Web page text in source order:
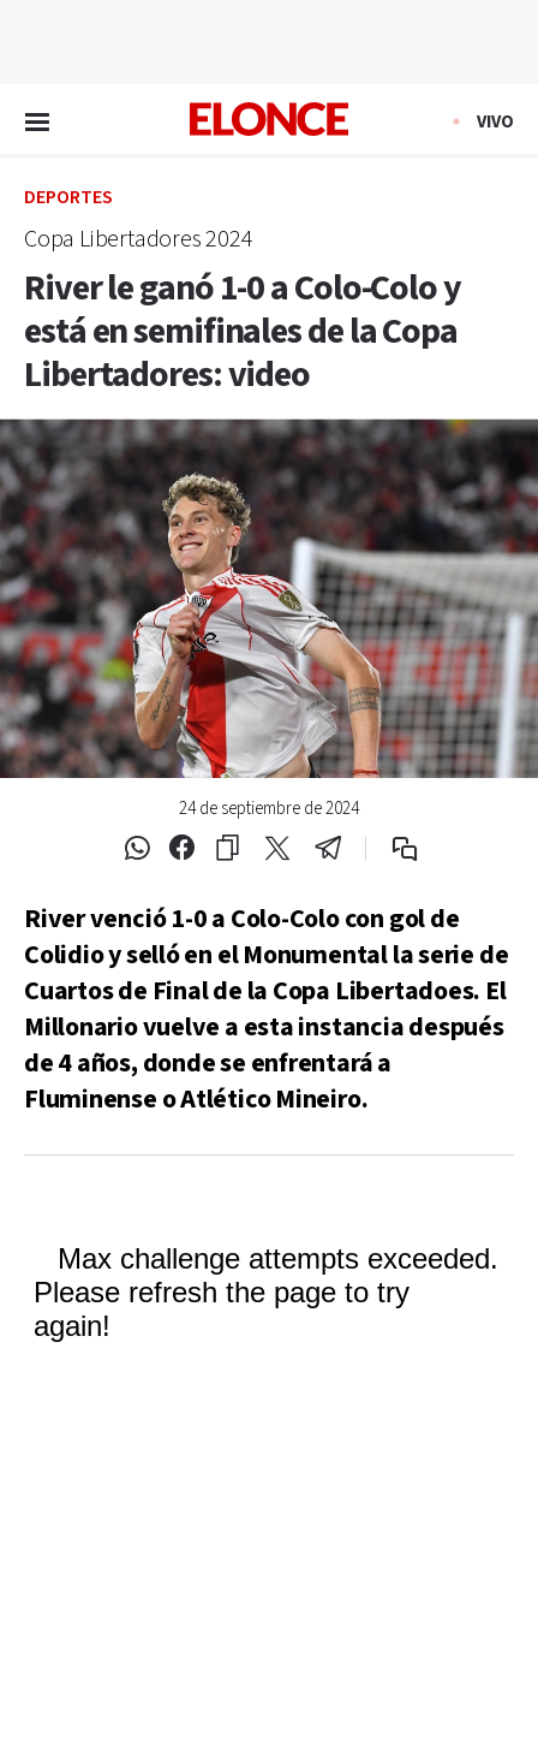
VIVO
DEPORTES
Copa Libertadores 2024
River le ganó 1-0 a Colo-Colo y
está en semifinales de la Copa
Libertadores: video
24 de septiembre de 2024
River venció 1-0 a Colo-Colo con gol de
Colidio y selló en el Monumental la serie de
Cuartos de Final de la Copa Libertadoes. El
Millonario vuelve a esta instancia después
de 4 años, donde se enfrentará a
Fluminense o Atlético Mineiro.